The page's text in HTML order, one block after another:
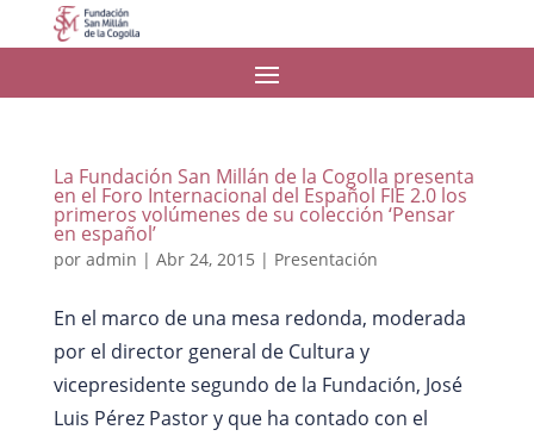
La Fundación San Millán de la Cogolla presenta
en el Foro Internacional del Español FIE 2.0 los
primeros volúmenes de su colección ‘Pensar
en español’
por admin | Abr 24, 2015 | Presentación
En el marco de una mesa redonda, moderada
por el director general de Cultura y
vicepresidente segundo de la Fundación, José
Luis Pérez Pastor y que ha contado con el